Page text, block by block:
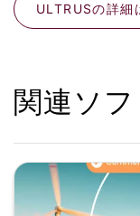
ULTRUSの詳細
関連ソ